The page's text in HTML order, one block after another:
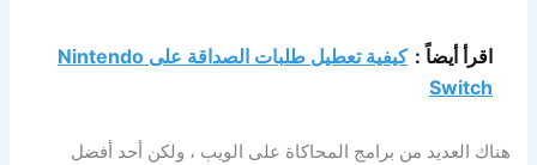
اقرأ أيضاً :
كيفية تعطيل طلبات الصداقة على Nintendo
Switch
هناك العديد من برامج المحاكاة على الويب ، ولكن أحد أفضل